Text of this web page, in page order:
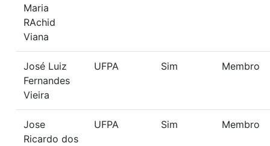
Maria
RAchid
Viana
José Luiz
Fernandes
Vieira
UFPA Sim Membro
Jose
Ricardo dos
UFPA Sim Membro